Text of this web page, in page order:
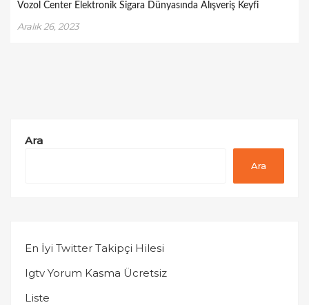
Vozol Center Elektronik Sigara Dünyasında Alışveriş Keyfi
Aralık 26, 2023
Ara
Ara
En İyi Twitter Takipçi Hilesi
Igtv Yorum Kasma Ücretsiz
Liste